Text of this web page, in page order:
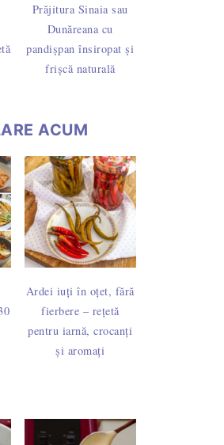
Prăjitura Sinaia sau
Dunăreana cu
pandișpan însiropat și
frișcă naturală
ACUM
Ardei iuți în oțet, fără
fierbere – rețetă
pentru iarnă, crocanți
și aromați